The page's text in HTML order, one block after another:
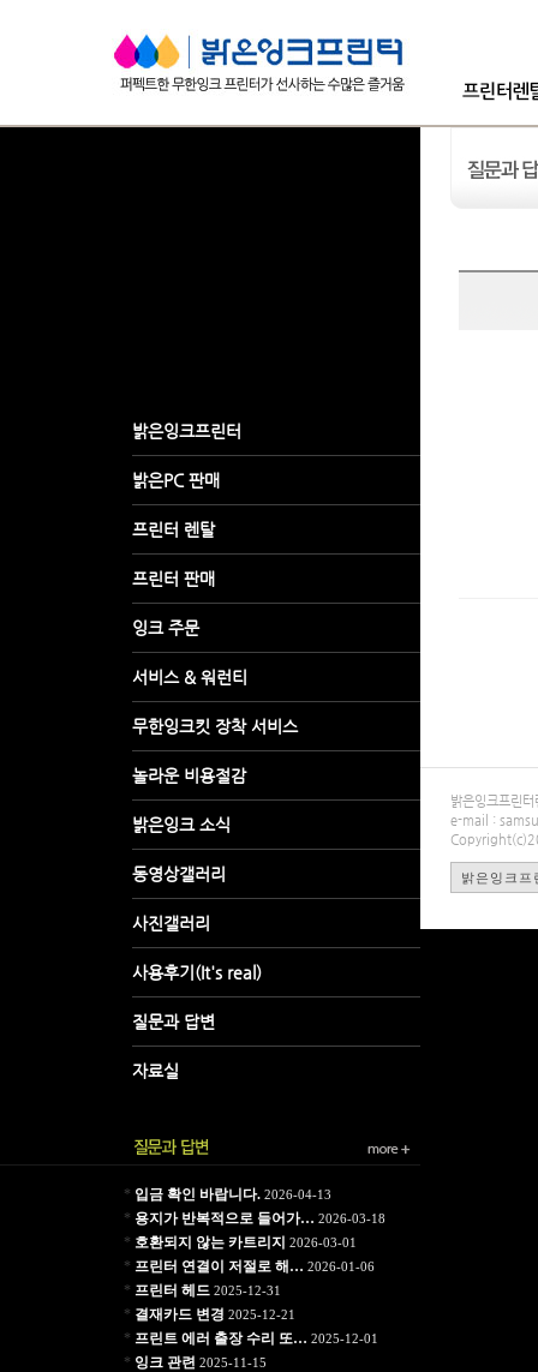
* 입금 확인 바랍니다.2026-04-13
* 용지가 반복적으로 들어가… 2026-03-18
* 호환되지 않는 카트리지 2026-03-01
* 프린터 연결이 저절로 해… 2026-01-06
* 프린터 헤드 2025-12-31
* 결재카드 변경 2025-12-21
* 프린트 에러 출장 수리 또… 2025-12-01
* 잉크 관련 2025-11-15
밝은잉크프
e-mail :
밝은잉크프